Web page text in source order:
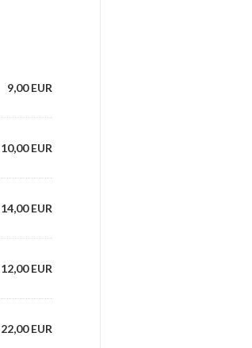
9,00 EUR
10,00 EUR
14,00 EUR
12,00 EUR
22,00 EUR